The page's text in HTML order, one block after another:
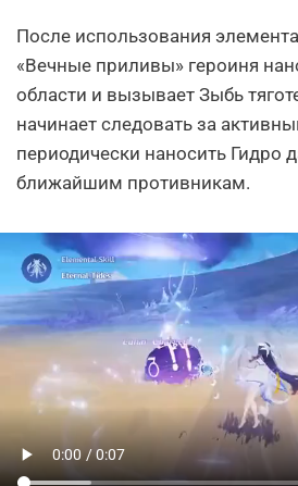
После использования
«Вечные приливы» героиня
области и вызывает Зыбь
начинает следовать за
периодически наносить Гидро
ближайшим противникам.